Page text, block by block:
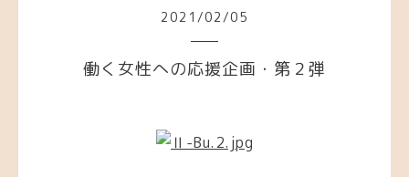
2021 /02/05
働く女性への応援企画・第２弾